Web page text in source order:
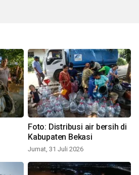
Foto: Distribusi air bersih di
Kabupaten Bekasi
Jumat, 31 Juli 2026